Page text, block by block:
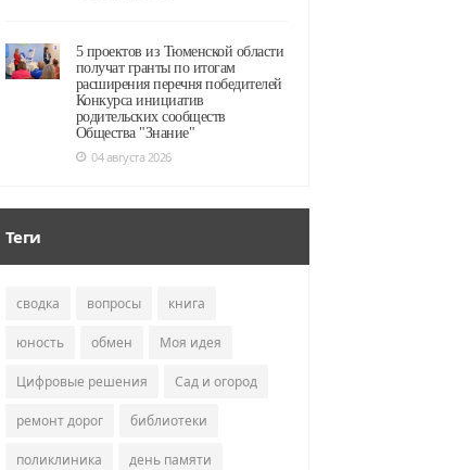
5 проектов из Тюменской области
получат гранты по итогам
расширения перечня победителей
Конкурса инициатив
родительских сообществ
Общества "Знание"
04 августа 2026
Теги
сводка вопросы книга
юность обмен Моя идея
Цифровые решения Сад и огород
ремонт дорог библиотеки
поликлиника день памяти